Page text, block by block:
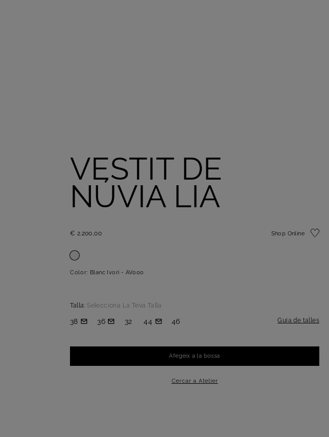
VESTIT DE
NÚVIA LIA
Shop Online
€ 2.200,00
Color: Blanc Ivori - AV000
Talla: Selecciona La Teva Talla
38 36 32 44 46 Guia de talles
- +
Afegeix a la bossa
Cercar a Atelier